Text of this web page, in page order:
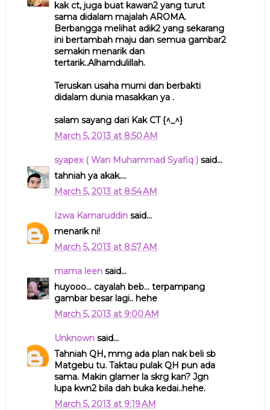
kak ct, juga buat kawan2 yang turut
sama didalam majalah AROMA.
Berbangga melihat adik2 yang sekarang
ini bertambah maju dan semua gambar2
semakin menarik dan
tertarik..Alhamdulillah.
Teruskan usaha murni dan berbakti
didalam dunia masakkan ya .
salam sayang dari Kak CT {^_^}
March 5, 2013 at 8:50 AM
syapex ( Wan Muhammad Syafiq )said...
tahniah ya akak....
March 5, 2013 at 8:54 AM
Izwa Kamaruddinsaid...
menarik ni!
March 5, 2013 at 8:57 AM
mama leensaid...
huyooo... cayalah beb... terpampang
gambar besar lagi.. hehe
March 5, 2013 at 9:00 AM
Unknownsaid...
Tahniah QH, mmg ada plan nak beli sb
Matgebu tu. Taktau pulak QH pun ada
sama. Makin glamer la skrg kan? Jgn
lupa kwn2 bila dah buka kedai..hehe.
March 5, 2013 at 9:19 AM